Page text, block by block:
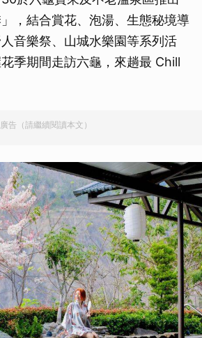
」，結合賞花、泡湯、生態秘境導
音樂祭、山城水樂園等系列活
季期間走訪六龜，來趟最 Chill
廣告（請繼續閱讀本文）